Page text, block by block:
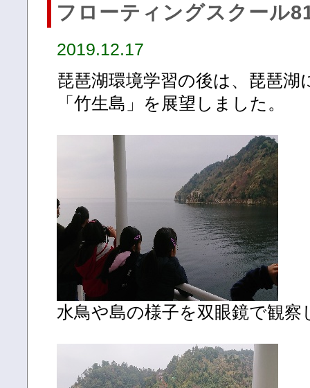
フローティングスクール
2019.12.17
琵琶湖環境学習の後は、琵琶湖
「竹生島」を展望しました。
水鳥や島の様子を双眼鏡で観察